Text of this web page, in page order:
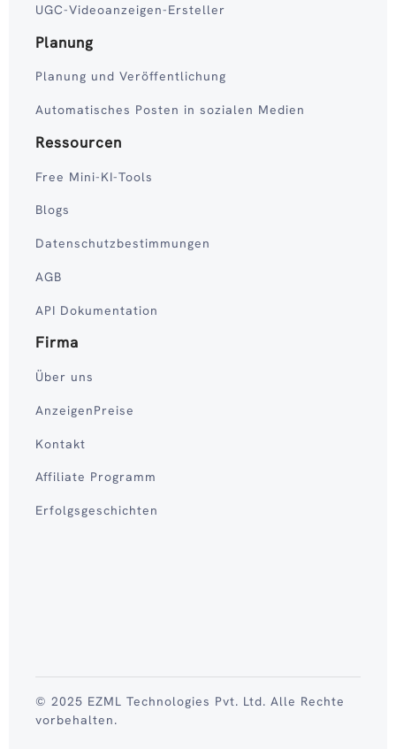
UGC-Videoanzeigen-Ersteller
Planung
Planung und Veröffentlichung
Automatisches Posten in sozialen Medien
Ressourcen
Free Mini-KI-Tools
Blogs
Datenschutzbestimmungen
AGB
API Dokumentation
Firma
Über uns
AnzeigenPreise
Kontakt
Affiliate Programm
Erfolgsgeschichten
© 2025 EZML Technologies Pvt. Ltd. Alle Rechte
vorbehalten.